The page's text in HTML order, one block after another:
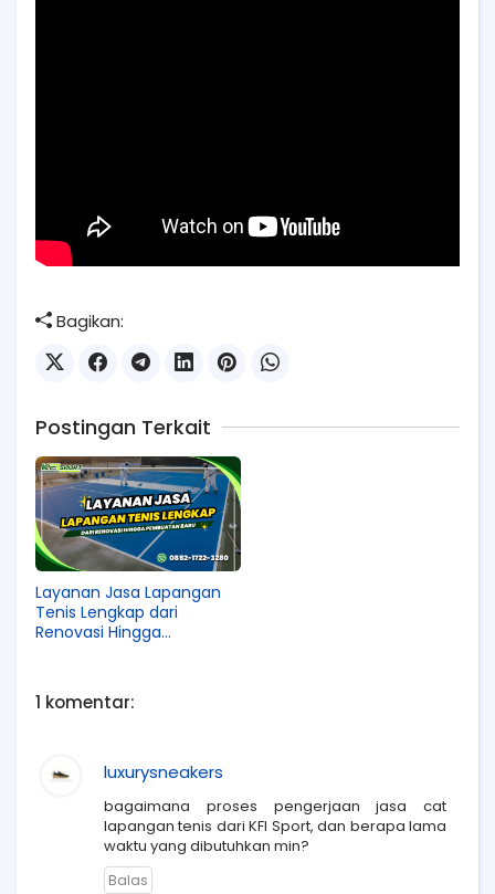
Bagikan:
Postingan Terkait
Layanan Jasa Lapangan
Tenis Lengkap dari
Renovasi Hingga
1 komentar:
luxurysneakers
bagaimana proses pengerjaan jasa cat
lapangan tenis dari KFI Sport, dan berapa lama
waktu yang dibutuhkan min?
Balas